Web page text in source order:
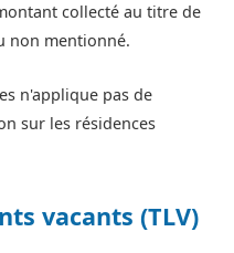
collecté au titre de
non mentionné.
n'applique pas de
sur les résidences
vacants (TLV)